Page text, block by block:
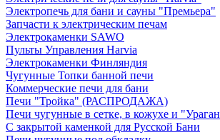
Электропечь для бани и сауны "Премьера"
Запчасти к электрическим печам
Электрокаменки SAWO
Пульты Управления Harvia
Электрокаменки Финляндия
Чугунные Топки банной печи
Коммерческие печи для бани
Печи "Тройка" (РАСПРОДАЖА)
Печи чугунные в сетке, в кожухе и
С закрытой каменкой для Русской Бани